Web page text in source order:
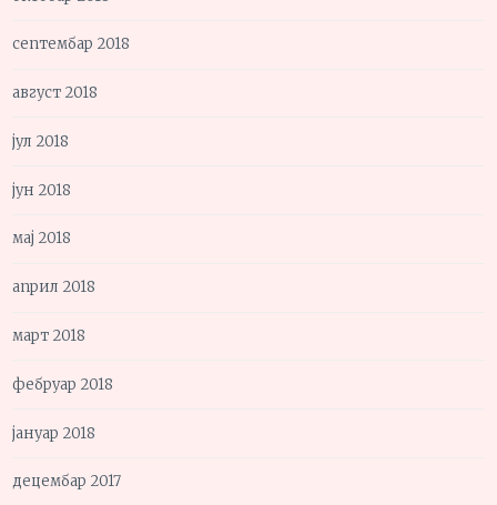
септембар 2018
август 2018
јул 2018
јун 2018
мај 2018
април 2018
март 2018
фебруар 2018
јануар 2018
децембар 2017